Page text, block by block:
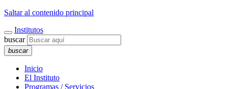
Saltar al contenido principal
Institutos
buscar
buscar
Inicio
El Instituto
Programas / Servicios